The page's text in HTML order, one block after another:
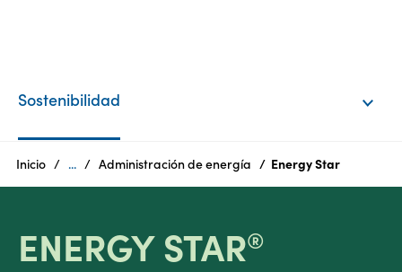
Quiénes
Sostenibilidad
Sostenibilidad
Inicio ... Administración de energía Energy Star
ENERGY STAR®